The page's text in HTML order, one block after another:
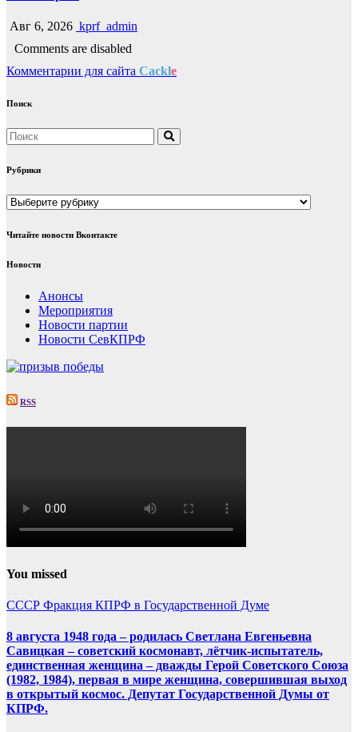
Авг 6, 2026 kprf_admin
Comments are disabled
Комментарии для сайта Cackle
Поиск
Рубрики
Рубрики
Читайте новости Вконтакте
Новости
Анонсы
Мероприятия
Новости партии
Новости СевКПРФ
RSS
You missed
СССР Фракция КПРФ в Государственной Думе
8 августа 1948 года – родилась Светлана Евгеньевна
Савицкая – советский космонавт, лётчик-испытатель,
единственная женщина – дважды Герой Советского Союза
(1982, 1984), первая в мире женщина, совершившая выход
в открытый космос. Депутат Государственной Думы от
КПРФ.